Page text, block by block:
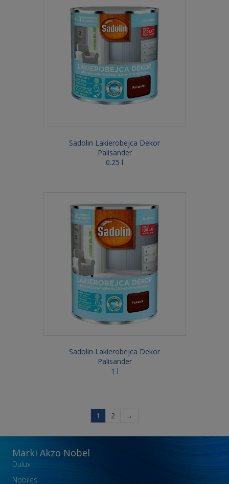
Sadolin Lakierobejca Dekor
Palisander
0.25 l
Sadolin Lakierobejca Dekor
Palisander
1 l
1 2 →
Marki Akzo Nobel
Dulux
Nobiles